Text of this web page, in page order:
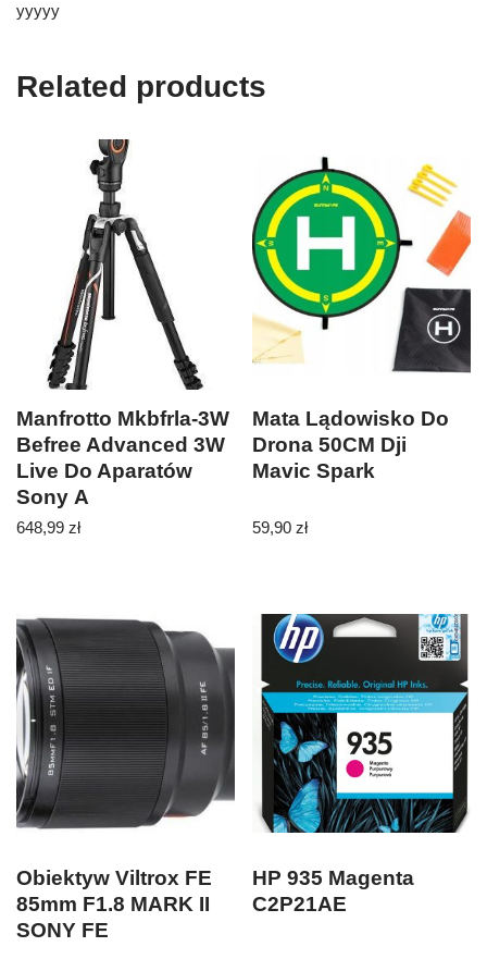
yyyyy
Related products
Manfrotto Mkbfrla-3W
Befree Advanced 3W
Live Do Aparatów
Sony Α
648,99 zł
Mata Lądowisko Do
Drona 50CM Dji
Mavic Spark
59,90zł
Obiektyw Viltrox FE
85mm F1.8 MARK II
SONY FE
HP 935 Magenta
C2P21AE